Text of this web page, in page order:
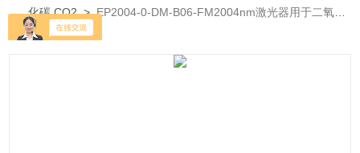
化碳 CO2>EP2004-0-DM-B06-FM2004nm激光器用于二氧化
碳检测CO2